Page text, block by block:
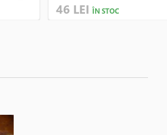
46 LEI ÎN STOC